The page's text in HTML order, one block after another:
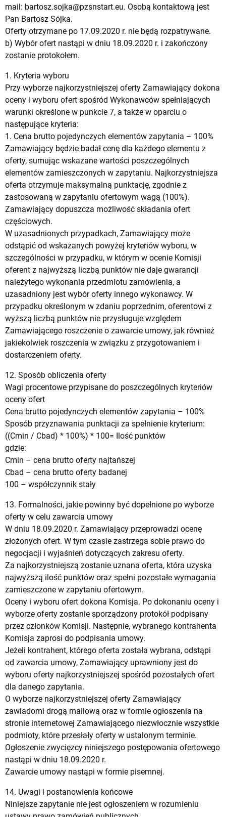
mail: bartosz.sojka@pzsnstart.eu. Osobą kontaktową jest
Pan Bartosz Sójka.
Oferty otrzymane po 17.09.2020 r. nie będą rozpatrywane.
b) Wybór ofert nastąpi w dniu 18.09.2020 r. i zakończony
zostanie protokołem.
1. Kryteria wyboru
Przy wyborze najkorzystniejszej oferty Zamawiający dokona
oceny i wyboru ofert spośród Wykonawców spełniających
warunki określone w punkcie 7, a także w oparciu o
następujące kryteria:
1. Cena brutto pojedynczych elementów zapytania – 100%
Zamawiający będzie badał cenę dla każdego elementu z
oferty, sumując wskazane wartości poszczególnych
elementów zamieszczonych w zapytaniu. Najkorzystniejsza
oferta otrzymuje maksymalną punktację, zgodnie z
zastosowaną w zapytaniu ofertowym wagą (100%).
Zamawiający dopuszcza możliwość składania ofert
częściowych.
W uzasadnionych przypadkach, Zamawiający może
odstąpić od wskazanych powyżej kryteriów wyboru, w
szczególności w przypadku, w którym w ocenie Komisji
oferent z najwyższą liczbą punktów nie daje gwarancji
należytego wykonania przedmiotu zamówienia, a
uzasadniony jest wybór oferty innego wykonawcy. W
przypadku określonym w zdaniu poprzednim, oferentowi z
wyższą liczbą punktów nie przysługuje względem
Zamawiającego roszczenie o zawarcie umowy, jak również
jakiekolwiek roszczenia w związku z przygotowaniem i
dostarczeniem oferty.
12. Sposób obliczenia oferty
Wagi procentowe przypisane do poszczególnych kryteriów
oceny ofert
Cena brutto pojedynczych elementów zapytania – 100%
Sposób przyznawania punktacji za spełnienie kryterium:
((Cmin / Cbad) * 100%) * 100= Ilość punktów
gdzie:
Cmin – cena brutto oferty najtańszej
Cbad – cena brutto oferty badanej
100 – współczynnik stały
13. Formalności, jakie powinny być dopełnione po wyborze
oferty w celu zawarcia umowy
W dniu 18.09.2020 r. Zamawiający przeprowadzi ocenę
złożonych ofert. W tym czasie zastrzega sobie prawo do
negocjacji i wyjaśnień dotyczących zakresu oferty.
Za najkorzystniejszą zostanie uznana oferta, która uzyska
najwyższą ilość punktów oraz spełni pozostałe wymagania
zamieszczone w zapytaniu ofertowym.
Oceny i wyboru ofert dokona Komisja. Po dokonaniu oceny i
wyborze oferty zostanie sporządzony protokół podpisany
przez członków Komisji. Następnie, wybranego kontrahenta
Komisja zaprosi do podpisania umowy.
Jeżeli kontrahent, którego oferta została wybrana, odstąpi
od zawarcia umowy, Zamawiający uprawniony jest do
wyboru oferty najkorzystniejszej spośród pozostałych ofert
dla danego zapytania.
O wyborze najkorzystniejszej oferty Zamawiający
zawiadomi drogą mailową oraz w formie ogłoszenia na
stronie internetowej Zamawiającego niezwłocznie wszystkie
podmioty, które przesłały oferty w ustalonym terminie.
Ogłoszenie zwycięzcy niniejszego postępowania ofertowego
nastąpi w dniu 18.09.2020 r.
Zawarcie umowy nastąpi w formie pisemnej.
14. Uwagi i postanowienia końcowe
Niniejsze zapytanie nie jest ogłoszeniem w rozumieniu